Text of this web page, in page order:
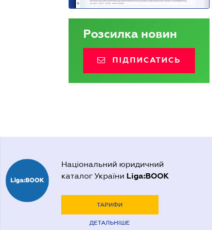
Розсилка новин
ПІДПИСАТИСЬ
Національний юридичний
каталог України Liga:BOOK
ТАРИФИ
ДЕТАЛЬНІШЕ